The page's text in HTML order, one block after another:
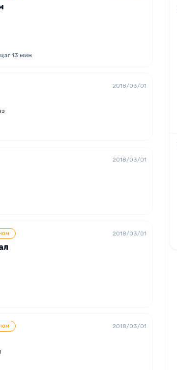
13 мин
2018/03/01
2018/03/01
2018/03/01
2018/03/01